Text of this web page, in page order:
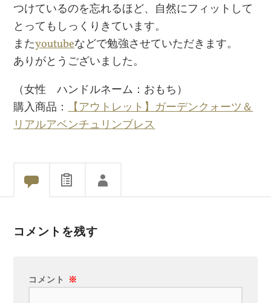
つけているのを忘れるほど、自然にフィットして
とってもしっくりきています。
またyoutubeなどで勉強させていただきます。
ありがとうございました。
（女性 ハンドルネーム：おもち）
購入商品：【アウトレット】ガーデンクォーツ＆
リアルアベンチュリンブレス
コメントを残す
コメント ※